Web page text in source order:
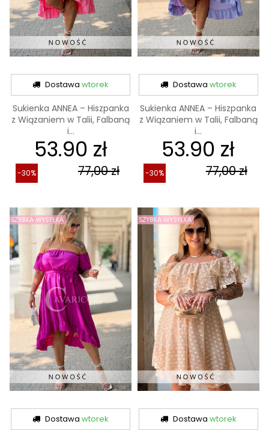
Dostawawtorek
Sukienka ANNEA – Hiszpanka
z Wiązaniem w Talii, Falbaną
i...
53.90 zł
77,00 zł
-30%
Dostawa wtorek
Sukienka ANNEA – Hiszpanka
z Wiązaniem w Talii, Falbaną
i...
53.90 zł
77,00 zł
-30%
Dostawawtorek Dostawa wtorek